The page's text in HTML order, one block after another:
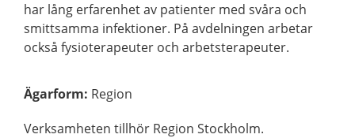
har lång erfarenhet av patienter med svåra och
smittsamma infektioner. På avdelningen arbetar
också fysioterapeuter och arbetsterapeuter.
Ägarform: Region
Verksamheten tillhör Region Stockholm.